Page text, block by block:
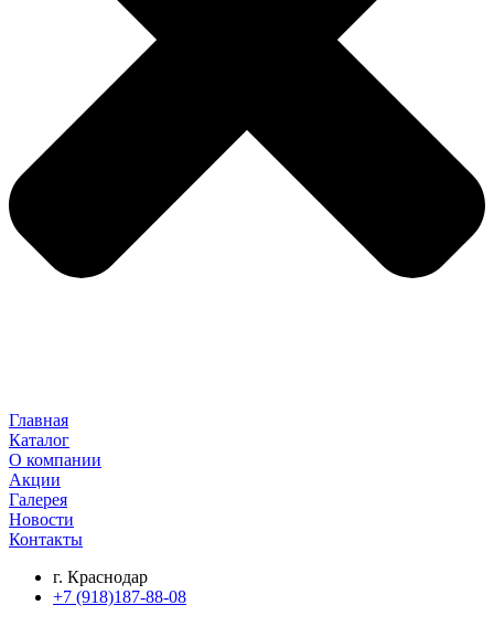
Главная
Каталог
О компании
Акции
Галерея
Новости
Контакты
г. Краснодар
+7 (918)187-88-08